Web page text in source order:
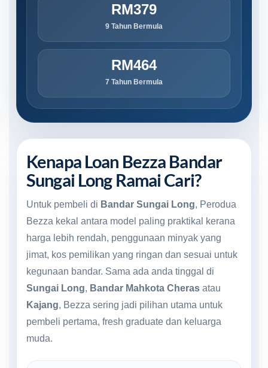
RM379
9 Tahun Bermula
RM464
7 Tahun Bermula
Kenapa Loan Bezza Bandar
Sungai Long Ramai Cari?
Untuk pembeli di Bandar Sungai Long, Perodua
Bezza kekal antara model paling praktikal kerana
harga lebih rendah, penggunaan minyak yang
jimat, kos pemilikan yang ringan dan sesuai untuk
kegunaan bandar. Sama ada anda tinggal di
Sungai Long, Bandar Mahkota Cheras atau
Kajang, Bezza sering jadi pilihan utama untuk
pembeli pertama, fresh graduate dan keluarga
muda.